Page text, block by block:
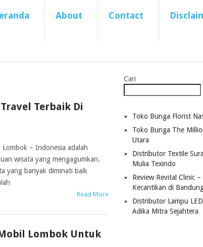
About Contact
Terbaik Di
– Indonesia adalah
wisata yang mengagumkan.
yang banyak diminati baik
Read More
Lombok Untuk
Cari
Toko Bunga Florist
Toko Bunga The
Utara
Distributor Textile
Mulia Texindo
Review Revital Clinic
Kecantikan di
Distributor Lampu
Adika Mitra Sejahtera